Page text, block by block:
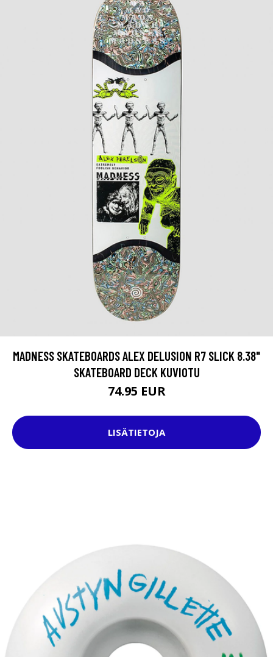
MADNESS SKATEBOARDS ALEX DELUSION R7 SLICK 8.38"
SKATEBOARD DECK KUVIOTU
74.95 EUR
LISÄTIETOJA